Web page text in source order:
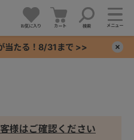
お気に入り カート 検索 メニュー
当たる！8/31まで >>
様はご確認ください